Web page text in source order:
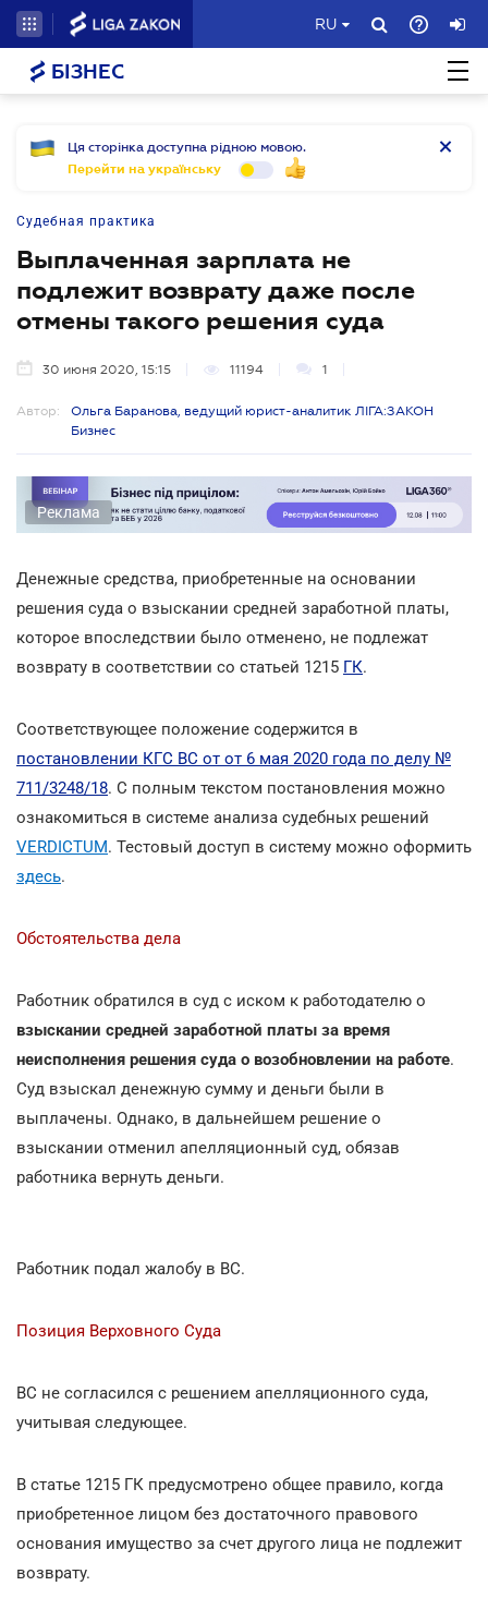
RU
БІЗНЕС
Ця сторінка доступна рідною мовою.
Перейти на українську
Судебная практика
Выплаченная зарплата не
подлежит возврату даже после
отмены такого решения суда
30 июня 2020, 15:15 11194 1
Автор:
Ольга Баранова, ведущий юрист-аналитик ЛІГА:ЗАКОН
Бизнес
Реклама
Денежные средства, приобретенные на основании
решения суда о взыскании средней заработной платы,
которое впоследствии было отменено, не подлежат
возврату в соответствии со статьей 1215 ГК.
Соответствующее положение содержится в
постановлении КГС ВС от от 6 мая 2020 года по делу №
711/3248/18. С полным текстом постановления можно
ознакомиться в системе анализа судебных решений
VERDICTUM. Тестовый доступ в систему можно оформить
здесь.
Обстоятельства дела
Работник обратился в суд с иском к работодателю о
взыскании средней заработной платы за время
неисполнения решения суда о возобновлении на работе.
Суд взыскал денежную сумму и деньги были в
выплачены. Однако, в дальнейшем решение о
взыскании отменил апелляционный суд, обязав
работника вернуть деньги.
Работник подал жалобу в ВС.
Позиция Верховного Суда
ВС не согласился с решением апелляционного суда,
учитывая следующее.
В статье 1215 ГК предусмотрено общее правило, когда
приобретенное лицом без достаточного правового
основания имущество за счет другого лица не подлежит
возврату.